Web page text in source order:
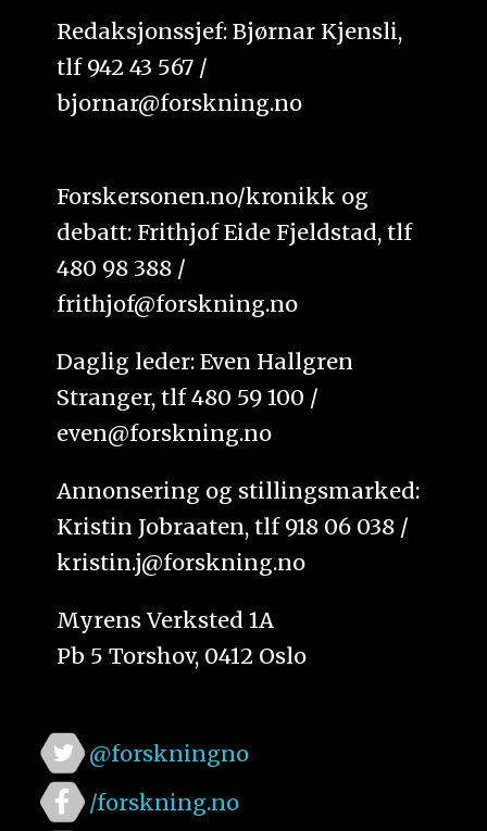
Redaksjonssjef: Bjørnar Kjensli,
tlf 942 43 567 /
bjornar@forskning.no
Forskersonen.no/kronikk og
debatt: Frithjof Eide Fjeldstad, tlf
480 98 388 /
frithjof@forskning.no
Daglig leder: Even Hallgren
Stranger, tlf 480 59 100 /
even@forskning.no
Annonsering og stillingsmarked:
Kristin Jobraaten, tlf 918 06 038 /
kristin.j@forskning.no
Myrens Verksted 1A
Pb 5 Torshov, 0412 Oslo
@forskningno
/forskning.no